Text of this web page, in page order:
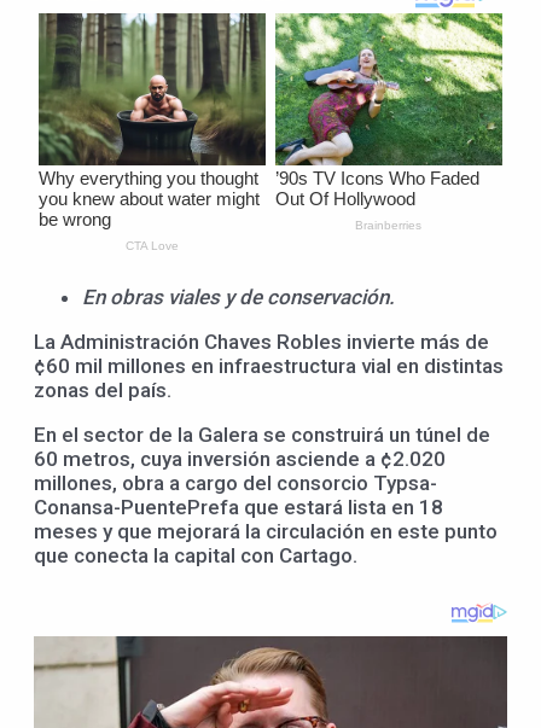
En obras viales y de conservación.
La Administración Chaves Robles invierte más de
¢60 mil millones en infraestructura vial en distintas
zonas del país.
En el sector de la Galera se construirá un túnel de
60 metros, cuya inversión asciende a ¢2.020
millones, obra a cargo del consorcio Typsa-
Conansa-PuentePrefa que estará lista en 18
meses y que mejorará la circulación en este punto
que conecta la capital con Cartago.